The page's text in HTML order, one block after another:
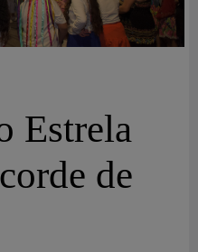
Estrela
de